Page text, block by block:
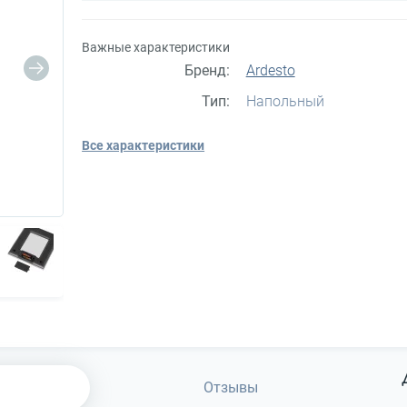
Важные характеристики
Бренд:
Ardesto
Тип:
Напольный
Все характеристики
Отзывы